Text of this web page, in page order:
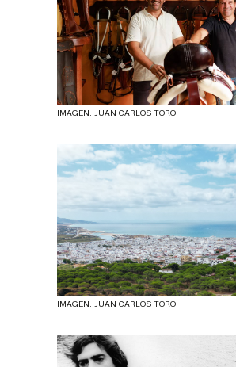
IMAGEN: JUAN CARLOS TORO
IMAGEN: JUAN CARLOS TORO